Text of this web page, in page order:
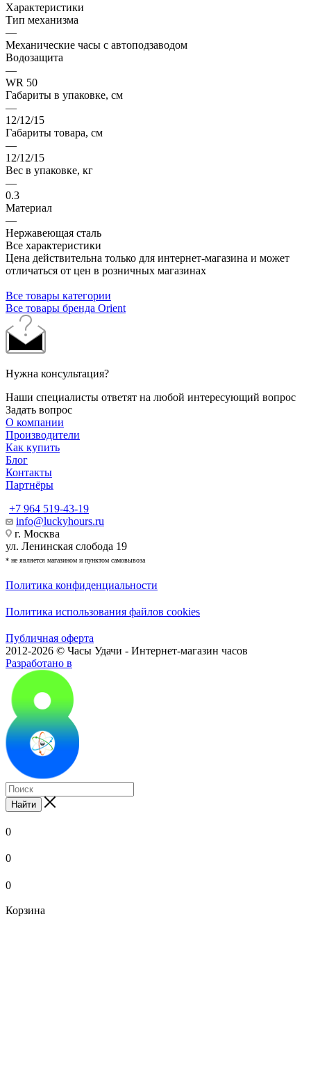
Характеристики
Тип механизма
—
Механические часы с автоподзаводом
Водозащита
—
WR 50
Габариты в упаковке, см
—
12/12/15
Габариты товара, см
—
12/12/15
Вес в упаковке, кг
—
0.3
Материал
—
Нержавеющая сталь
Все характеристики
Цена действительна только для интернет-магазина и может
отличаться от цен в розничных магазинах
Все товары категории
Все товары бренда Orient
Нужна консультация?
Наши специалисты ответят на любой интересующий вопрос
Задать вопрос
О компании
Производители
Как купить
Блог
Контакты
Партнёры
+7 964 519-43-19
info@luckyhours.ru
г. Москва
ул. Ленинская слобода 19
* не является магазином и пунктом самовывоза
Политика конфиденциальности
Политика использования файлов cookies
Публичная оферта
2012-2026 © Часы Удачи - Интернет-магазин часов
Разработано в
Найти
0
0
0
Корзина